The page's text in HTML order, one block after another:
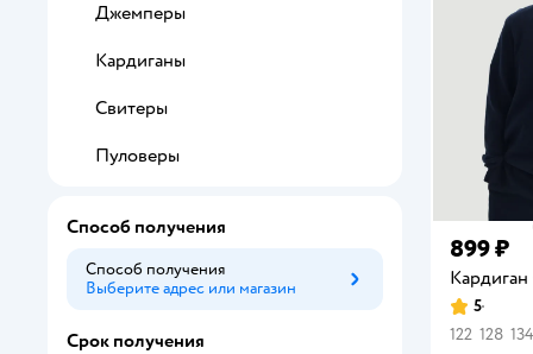
899 ₽
Рейтинг:
5
122 128 134
Джемперы
Кардиганы
Свитеры
Пуловеры
Способ получения
Способ получения
Выберите адрес или магазин
Способ получения
Срок получения